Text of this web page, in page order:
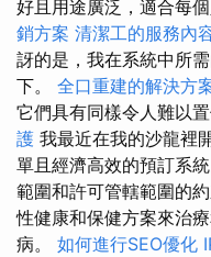
好且用途廣泛，適合每個
銷方案 清潔工的服務內
訝的是，我在系統中所
下。 全口重建的解決方
它們具有同樣令人難以
護 我最近在我的沙龍裡
單且經濟高效的預訂系
範圍和許可管轄範圍的約
性健康和保健方案來治
病。 如何進行SEO優化